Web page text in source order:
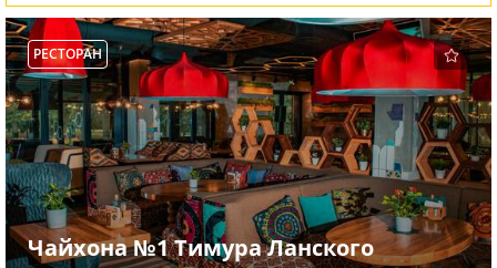
РЕСТОРАН
Чайхона №1 Тимура Ланского